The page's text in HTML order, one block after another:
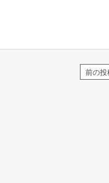
前の投